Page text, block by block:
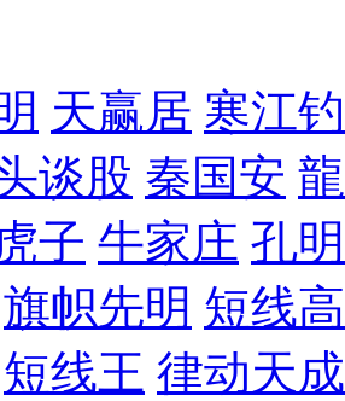
天赢居 寒江
谈股 秦国安
子 牛家庄 孔
旗帜先明 短线
短线王 律动天成